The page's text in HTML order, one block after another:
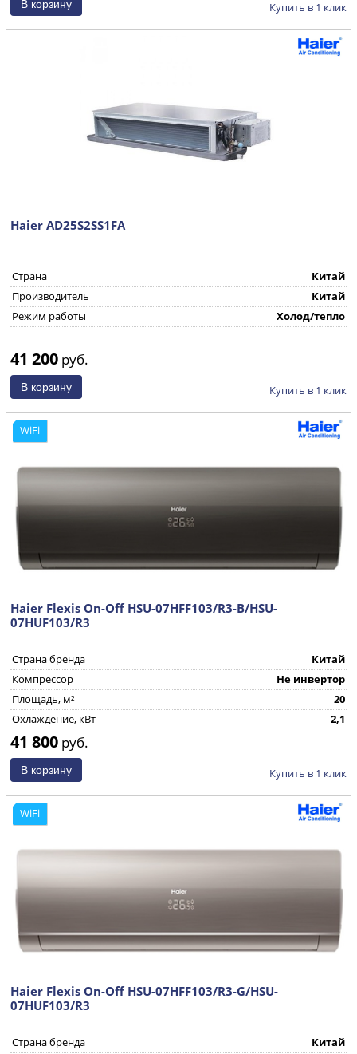
Купить в 1 клик
Haier AD25S2SS1FA
Страна
Китай
Производитель
Китай
Режим работы
Холод/тепло
41 200 руб.
Купить в 1 клик
WiFi
Haier Flexis On-Off HSU-07HFF103/R3-B/HSU-
07HUF103/R3
Страна бренда
Китай
Компрессор
Не инвертор
Площадь, м²
20
Охлаждение, кВт
2,1
41 800 руб.
Купить в 1 клик
WiFi
Haier Flexis On-Off HSU-07HFF103/R3-G/HSU-
07HUF103/R3
Страна бренда
Китай